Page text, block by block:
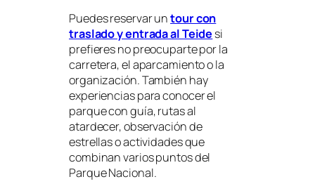
Puedes reservar untour con
traslado y entrada al Teidesi
prefieres no preocuparte por la
carretera, el aparcamiento o la
organización. También hay
experiencias para conocer el
parque con guía, rutas al
atardecer, observación de
estrellas o actividades que
combinan varios puntos del
Parque Nacional.